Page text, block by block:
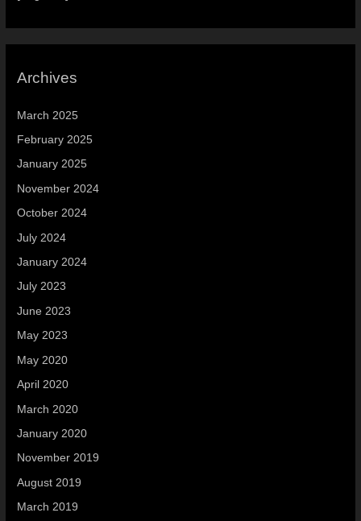
Archives
March 2025
February 2025
January 2025
November 2024
October 2024
July 2024
January 2024
July 2023
June 2023
May 2023
May 2020
April 2020
March 2020
January 2020
November 2019
August 2019
March 2019